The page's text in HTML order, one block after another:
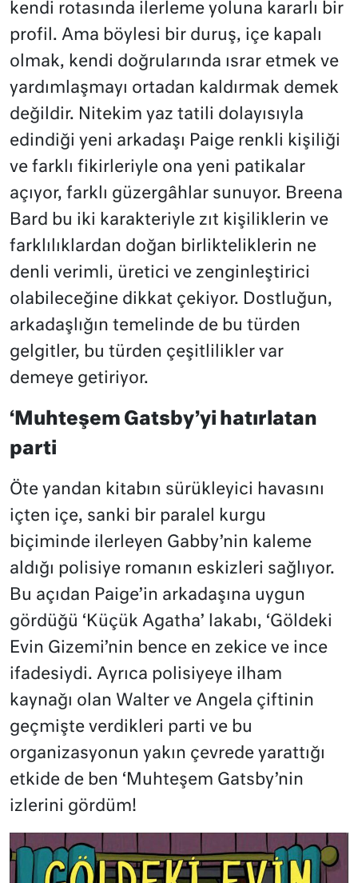
kendi rotasında ilerleme yoluna kararlı bir
profil. Ama böylesi bir duruş, içe kapalı
olmak, kendi doğrularında ısrar etmek ve
yardımlaşmayı ortadan kaldırmak demek
değildir. Nitekim yaz tatili dolayısıyla
edindiği yeni arkadaşı Paige renkli kişiliği
ve farklı fikirleriyle ona yeni patikalar
açıyor, farklı güzergâhlar sunuyor. Breena
Bard bu iki karakteriyle zıt kişiliklerin ve
farklılıklardan doğan birlikteliklerin ne
denli verimli, üretici ve zenginleştirici
olabileceğine dikkat çekiyor. Dostluğun,
arkadaşlığın temelinde de bu türden
gelgitler, bu türden çeşitlilikler var
demeye getiriyor.
‘Muhteşem Gatsby’yi hatırlatan
parti
Öte yandan kitabın sürükleyici havasını
içten içe, sanki bir paralel kurgu
biçiminde ilerleyen Gabby’nin kaleme
aldığı polisiye romanın eskizleri sağlıyor.
Bu açıdan Paige’in arkadaşına uygun
gördüğü ‘Küçük Agatha’ lakabı, ‘Göldeki
Evin Gizemi’nin bence en zekice ve ince
ifadesiydi. Ayrıca polisiyeye ilham
kaynağı olan Walter ve Angela çiftinin
geçmişte verdikleri parti ve bu
organizasyonun yakın çevrede yarattığı
etkide de ben ‘Muhteşem Gatsby’nin
izlerini gördüm!